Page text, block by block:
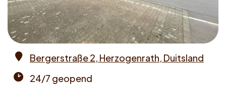
Voucher claimen
Dutch
Bergerstraße 2, Herzogenrath, Duitsland
24/7 geopend